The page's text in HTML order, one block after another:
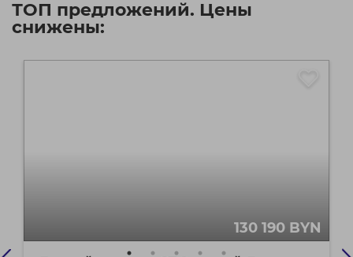
ТОП предложений. Цены
снижены:
130 190 BYN